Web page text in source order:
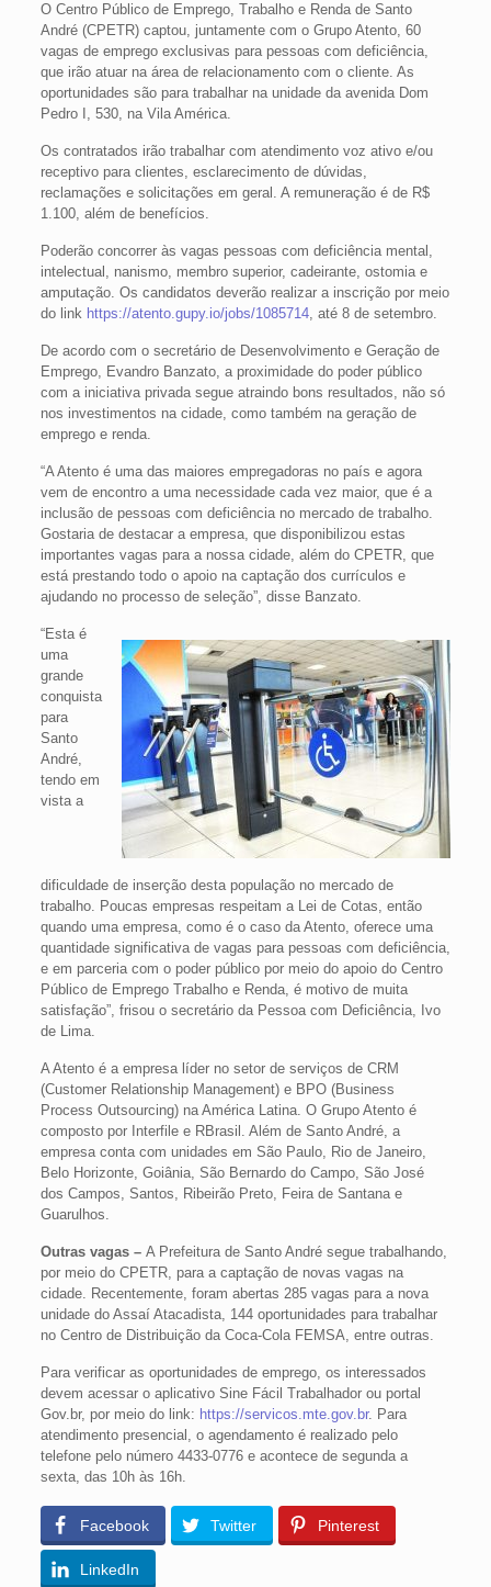
O Centro Público de Emprego, Trabalho e Renda de Santo
André (CPETR) captou, juntamente com o Grupo Atento, 60
vagas de emprego exclusivas para pessoas com deficiência,
que irão atuar na área de relacionamento com o cliente. As
oportunidades são para trabalhar na unidade da avenida Dom
Pedro I, 530, na Vila América.
Os contratados irão trabalhar com atendimento voz ativo e/ou
receptivo para clientes, esclarecimento de dúvidas,
reclamações e solicitações em geral. A remuneração é de R$
1.100, além de benefícios.
Poderão concorrer às vagas pessoas com deficiência mental,
intelectual, nanismo, membro superior, cadeirante, ostomia e
amputação. Os candidatos deverão realizar a inscrição por meio
do link https://atento.gupy.io/jobs/1085714, até 8 de setembro.
De acordo com o secretário de Desenvolvimento e Geração de
Emprego, Evandro Banzato, a proximidade do poder público
com a iniciativa privada segue atraindo bons resultados, não só
nos investimentos na cidade, como também na geração de
emprego e renda.
“A Atento é uma das maiores empregadoras no país e agora
vem de encontro a uma necessidade cada vez maior, que é a
inclusão de pessoas com deficiência no mercado de trabalho.
Gostaria de destacar a empresa, que disponibilizou estas
importantes vagas para a nossa cidade, além do CPETR, que
está prestando todo o apoio na captação dos currículos e
ajudando no processo de seleção”, disse Banzato.
“Esta é
uma
grande
conquista
para
Santo
André,
tendo em
vista a
dificuldade de inserção desta população no mercado de
trabalho. Poucas empresas respeitam a Lei de Cotas, então
quando uma empresa, como é o caso da Atento, oferece uma
quantidade significativa de vagas para pessoas com deficiência,
e em parceria com o poder público por meio do apoio do Centro
Público de Emprego Trabalho e Renda, é motivo de muita
satisfação”, frisou o secretário da Pessoa com Deficiência, Ivo
de Lima.
A Atento é a empresa líder no setor de serviços de CRM
(Customer Relationship Management) e BPO (Business
Process Outsourcing) na América Latina. O Grupo Atento é
composto por Interfile e RBrasil. Além de Santo André, a
empresa conta com unidades em São Paulo, Rio de Janeiro,
Belo Horizonte, Goiânia, São Bernardo do Campo, São José
dos Campos, Santos, Ribeirão Preto, Feira de Santana e
Guarulhos.
Outras vagas –A Prefeitura de Santo André segue trabalhando,
por meio do CPETR, para a captação de novas vagas na
cidade. Recentemente, foram abertas 285 vagas para a nova
unidade do Assaí Atacadista, 144 oportunidades para trabalhar
no Centro de Distribuição da Coca-Cola FEMSA, entre outras.
Para verificar as oportunidades de emprego, os interessados
devem acessar o aplicativo Sine Fácil Trabalhador ou portal
Gov.br, por meio do link: https://servicos.mte.gov.br. Para
atendimento presencial, o agendamento é realizado pelo
telefone pelo número 4433-0776 e acontece de segunda a
sexta, das 10h às 16h.
Facebook Twitter Pinterest
LinkedIn